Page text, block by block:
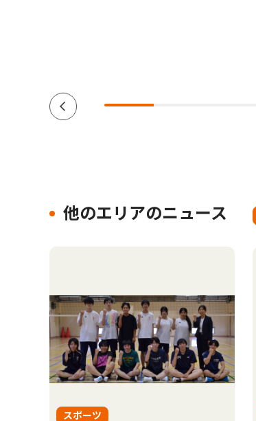
他のエリアのニュース
スポーツ